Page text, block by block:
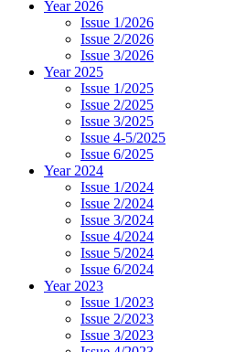
Year 2026
Issue 1/2026
Issue 2/2026
Issue 3/2026
Year 2025
Issue 1/2025
Issue 2/2025
Issue 3/2025
Issue 4-5/2025
Issue 6/2025
Year 2024
Issue 1/2024
Issue 2/2024
Issue 3/2024
Issue 4/2024
Issue 5/2024
Issue 6/2024
Year 2023
Issue 1/2023
Issue 2/2023
Issue 3/2023